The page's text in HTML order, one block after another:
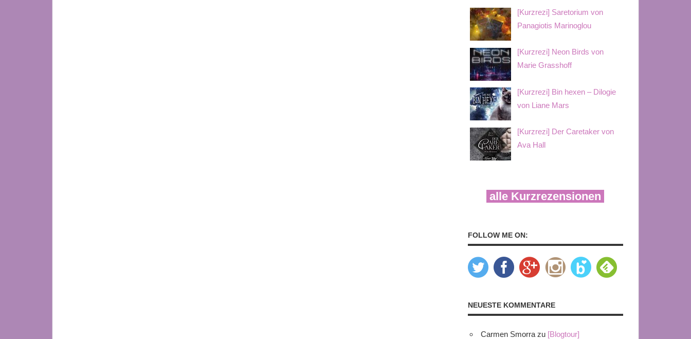
[Kurzrezi] Saretorium von
Panagiotis Marinoglou
[Kurzrezi] Neon Birds von
Marie Grasshoff
[Kurzrezi] Bin hexen – Dilogie
von Liane Mars
[Kurzrezi] Der Caretaker von
Ava Hall
alle Kurzrezensionen
FOLLOW ME ON:
NEUESTE KOMMENTARE
Carmen Smorra zu [Blogtour]